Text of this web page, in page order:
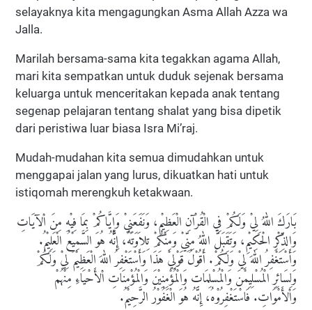
selayaknya kita mengagungkan Asma Allah Azza wa
Jalla.
Marilah bersama-sama kita tegakkan agama Allah,
mari kita sempatkan untuk duduk sejenak bersama
keluarga untuk menceritakan kepada anak tentang
segenap pelajaran tentang shalat yang bisa dipetik
dari peristiwa luar biasa Isra Mi’raj.
Mudah-mudahan kita semua dimudahkan untuk
menggapai jalan yang lurus, dikuatkan hati untuk
istiqomah merengkuh ketakwaan.
بَارَكَ اللهُ لِيْ وَلَكُمْ فِي الْقُرْآنِ الْعَظِيْمِ، وَنَفَعَنِيْ وَإِيَّاكُمْ بِمَا فِيْهِ مِنَ اْلآيَاتِ
وَالذِّكْرِ الْحَكِيْمِ، وَتَقَبَلَّ اللهُ مِنِّيْ وَمِنْكُمْ تِلاَوَتَهُ، إِنَّهُ هُوَ السَّمِيْعُ الْعَلِيْمُ.
وَأَسْتَغْفِرُ اللهَ لِيْ وَلَكُمْ. أَقُوْلُ قَوْلِيْ هَذَا وَأَسْتَغْفِرُ اللهَ الْعَظِيْمَ لِيْ وَلَكُمْ
وَلِسَائِرِ الْمُسْلِيِمْنَ وَالْمُسْلِمَاتِ وَالْمُؤْمِنِيْنَ وَالْمُؤْمِنَاتِ اْلأَحْيَاءِ مِنْهُمْ
وَاْلأَمْوَاتِ. فَاسْتَغْفِرُوْهُ، إِنَّهُ هُوَ الْغَفُوْرُ الرَّحِيْمُ.